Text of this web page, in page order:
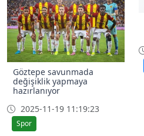
Göztepe savunmada
değişiklik yapmaya
hazırlanıyor
2025-11-19 11:19:23
Spor